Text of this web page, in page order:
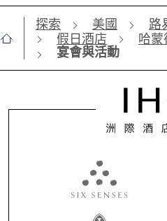
探索 美國 路
假日酒店
哈蒙
宴會與活動